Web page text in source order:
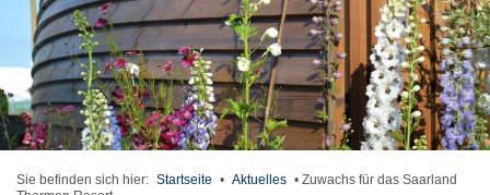
Sie befinden sich hier: Startseite • Aktuelles • Zuwachs für das Saarland